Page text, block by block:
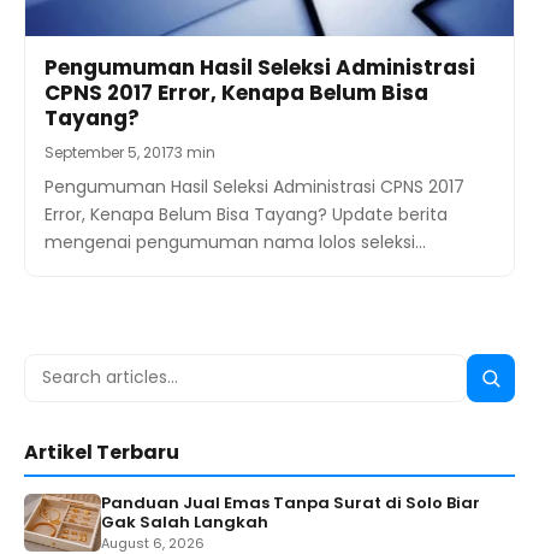
Pengumuman Hasil Seleksi Administrasi
CPNS 2017 Error, Kenapa Belum Bisa
Tayang?
September 5, 20173 min
Pengumuman Hasil Seleksi Administrasi CPNS 2017
Error, Kenapa Belum Bisa Tayang? Update berita
mengenai pengumuman nama lolos seleksi…
Search
Search
Artikel Terbaru
Panduan Jual Emas Tanpa Surat di Solo Biar
Gak Salah Langkah
August 6, 2026